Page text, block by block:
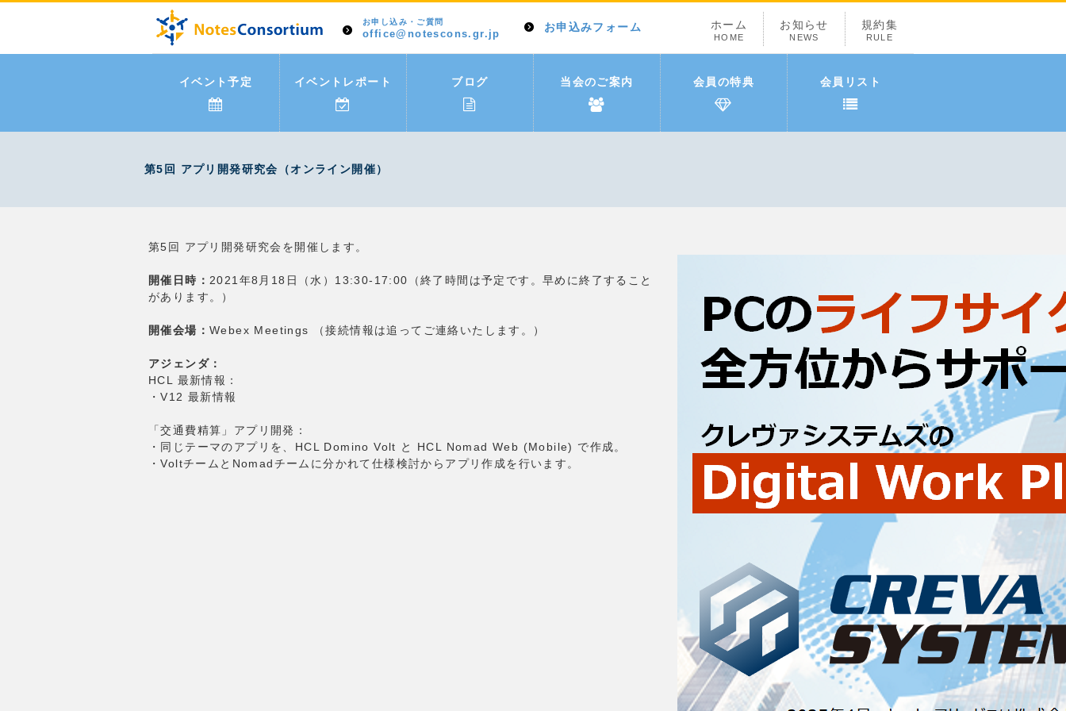
お申し込み・ご質問
office@notescons.gr.jp
お申込みフォーム ホーム
HOME
お知らせ
NEWS
規約集
RULE
イベント予定 イベントレポート ブログ 当会のご案内 会員の特典 会員リスト
第5回 アプリ開発研究会（オンライン開催）
第5回 アプリ開発研究会を開催します。
開催日時： 2021年8月18日（水）13:30-17:00（終了時間は予定です。早めに終了すること
があります。）
開催会場： Webex Meetings （接続情報は追ってご連絡いたします。）
アジェンダ：
HCL 最新情報：
・V12 最新情報
「交通費精算」アプリ開発：
・同じテーマのアプリを、HCL Domino Volt と HCL Nomad Web (Mobile) で作成。
・VoltチームとNomadチームに分かれて仕様検討からアプリ作成を行います。